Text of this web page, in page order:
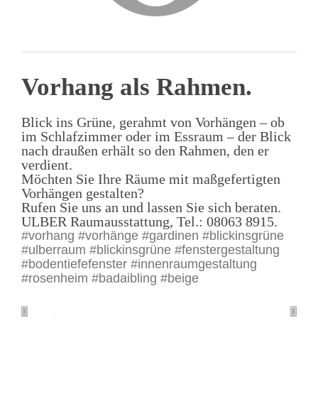
Vorhang als Rahmen.
Blick ins Grüne, gerahmt von Vorhängen – ob
im Schlafzimmer oder im Essraum – der Blick
nach draußen erhält so den Rahmen, den er
verdient.
Möchten Sie Ihre Räume mit maßgefertigten
Vorhängen gestalten?
Rufen Sie uns an und lassen Sie sich beraten.
ULBER Raumausstattung, Tel.: 08063 8915.
#vorhang #vorhänge #gardinen #blickinsgrüne
#ulberraum #blickinsgrüne #fenstergestaltung
#bodentiefefenster #innenraumgestaltung
#rosenheim #badaibling #beige